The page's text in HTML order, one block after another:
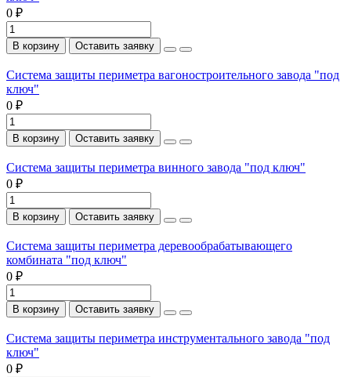
0 ₽
В корзину Оставить заявку
Система защиты периметра вагоностроительного завода "под
ключ"
0 ₽
В корзину Оставить заявку
Система защиты периметра винного завода "под ключ"
0 ₽
В корзину Оставить заявку
Система защиты периметра деревообрабатывающего
комбината "под ключ"
0 ₽
В корзину Оставить заявку
Система защиты периметра инструментального завода "под
ключ"
0 ₽